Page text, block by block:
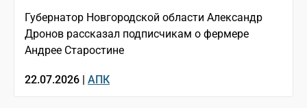
Губернатор Новгородской области Александр
Дронов рассказал подписчикам о фермере
Андрее Старостине
22.07.2026 | АПК